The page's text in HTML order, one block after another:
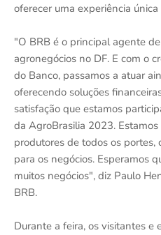
oferecer uma experiência
"O BRB é o principal agente
agronegócios no DF. E com o
do Banco, passamos a atuar
oferecendo soluções
satisfação que estamos
da AgroBrasilia 2023.
produtores de todos os portes,
para os negócios. Esperamos
muitos negócios", diz Paulo
BRB.
Durante a feira, os visitantes e